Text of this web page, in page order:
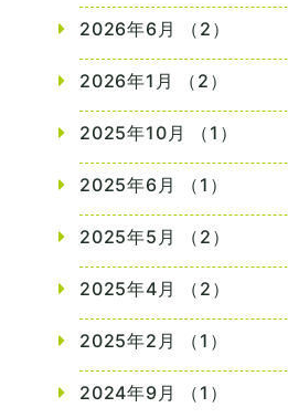
2026年6月 （2）
2026年1月 （2）
2025年10月 （1）
2025年6月 （1）
2025年5月 （2）
2025年4月 （2）
2025年2月 （1）
2024年9月 （1）